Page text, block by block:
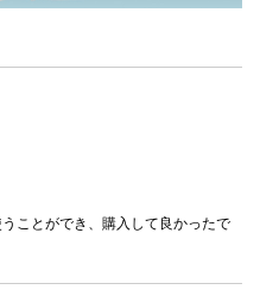
ことができ、購入して良かったで